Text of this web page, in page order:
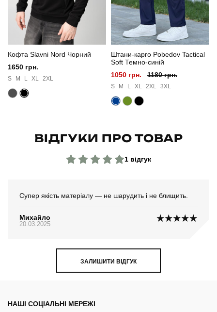
Стиль повсякденний
Сезон весна
Колір чорний
Матеріал
Кофта Slavni Nord Чорний
1650 грн.
S M L XL 2XL
Штани-карго Pobedov Tactical
Soft Темно-синій
1050 грн.
1180 грн.
S M L XL 2XL 3XL
ВІДГУКИ ПРО ТОВАР
1 відгук
Супер якість матеріалу — не шарудить і не блищить.
Михайло
20.03.2025
ЗАЛИШИТИ ВІДГУК
НАШІ СОЦІАЛЬНІ МЕРЕЖІ